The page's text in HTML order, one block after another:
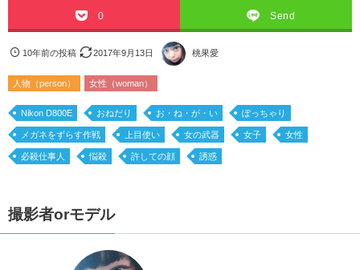
0 Send
10年前の投稿 2017年9月13日 桃果愛
人物（person） 女性（woman）
Nikon D800E おねだり お・ね・が・い ぽっちゃり
メガネをずらす作戦 上目使い 女の武器 女子 女性
必殺仕事人 悩殺 許しての顔 誘惑
撮影者orモデル